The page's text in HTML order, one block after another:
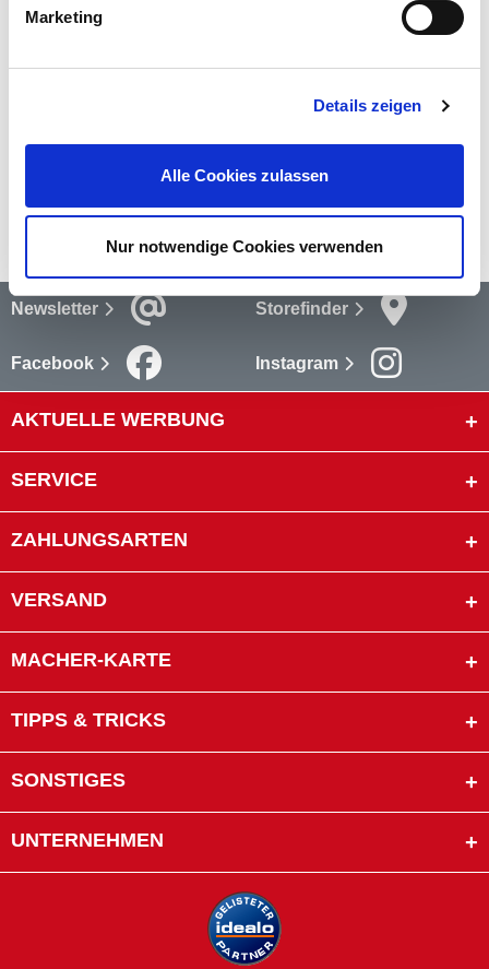
Marketing
Details zeigen
Alle Cookies zulassen
Nur notwendige Cookies verwenden
Newsletter Storefinder
Facebook Instagram
AKTUELLE WERBUNG
SERVICE
ZAHLUNGSARTEN
VERSAND
MACHER-KARTE
TIPPS & TRICKS
SONSTIGES
UNTERNEHMEN